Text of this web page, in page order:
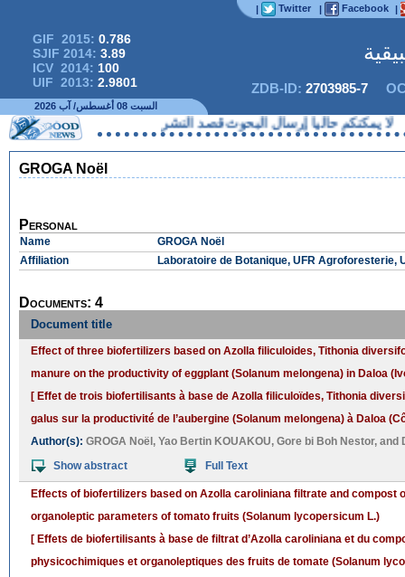
| Twitter | Facebook |
GIF 2015: 0.786
SJIF 2014: 3.89
ICV 2014: 100
UIF 2013: 2.9801 ZDB-ID: 2703985-7
السبت 08 أغسطس/ آب 2026
لا يمكنكم حاليا إرسال البحوث قصد النشر
GROGA Noël
Personal
Name
GROGA Noël
Affiliation
Laboratoire de Botanique, UFR Agroforesterie,
Documents: 4
Document title
Effect of three biofertilizers based on Azolla filiculoides, Tithonia
manure on the productivity of eggplant (Solanum melongena) in Daloa
[ Effet de trois biofertilisants à base de Azolla filiculoïdes, Tithonia
galus sur la productivité de l’aubergine (Solanum melongena) à Daloa
Author(s): GROGA Noël , Yao Bertin KOUAKOU, Gore bi Boh Nestor, and
Show abstract
Full Text
Effects of biofertilizers based on Azolla caroliniana filtrate and compost
organoleptic parameters of tomato fruits (Solanum lycopersicum L.)
[ Effets de biofertilisants à base de filtrat d’Azolla caroliniana et du
physicochimiques et organoleptiques des fruits de tomate (Solanum